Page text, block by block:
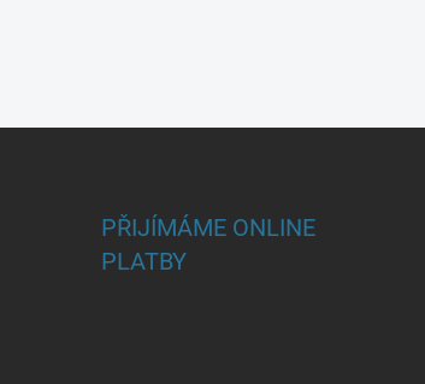
PŘIJÍMÁME ONLINE
PLATBY